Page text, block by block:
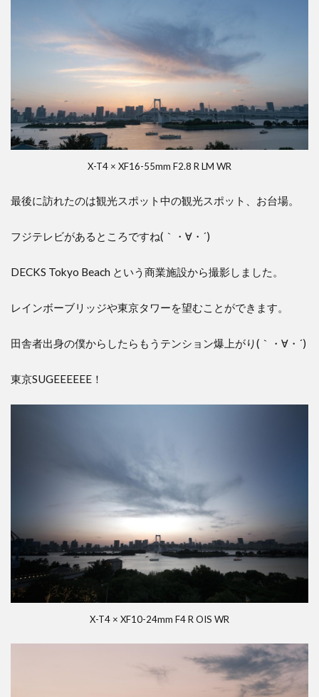
X-T4 × XF16-55mm F2.8 R LM WR
最後に訪れたのは観光スポット中の観光スポット、お台場。
フジテレビがあるところですね(｀・∀・´)
DECKS Tokyo Beach という商業施設から撮影しました。
レインボーブリッジや東京タワーを望むことができます。
田舎者出身の僕からしたらもうテンション爆上がり(｀・∀・´)
東京SUGEEEEEE！
X-T4 × XF10-24mm F4 R OIS WR